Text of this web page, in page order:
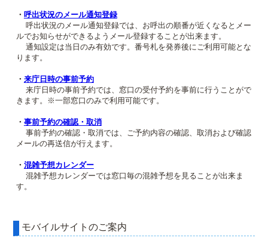
・ 呼出状況のメール通知登録
呼出状況のメール通知登録では、お呼出の順番が近くなるとメー
ルでお知らせができるようメール登録することが出来ます。
通知設定は当日のみ有効です。番号札を発券後にご利用可能とな
ります。
・ 来庁日時の事前予約
来庁日時の事前予約では、窓口の受付予約を事前に行うことがで
きます。※一部窓口のみで利用可能です。
・ 事前予約の確認・取消
事前予約の確認・取消では、ご予約内容の確認、取消および確認
メールの再送信が行えます。
・ 混雑予想カレンダー
混雑予想カレンダーでは窓口毎の混雑予想を見ることが出来ま
す。
モバイルサイトのご案内